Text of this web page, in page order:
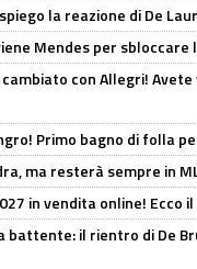
la reazione di De
Mendes per
con Allegri!
Primo bagno di folla
ma resterà sempre in
in vendita online! Ecco
battente: il rientro di De